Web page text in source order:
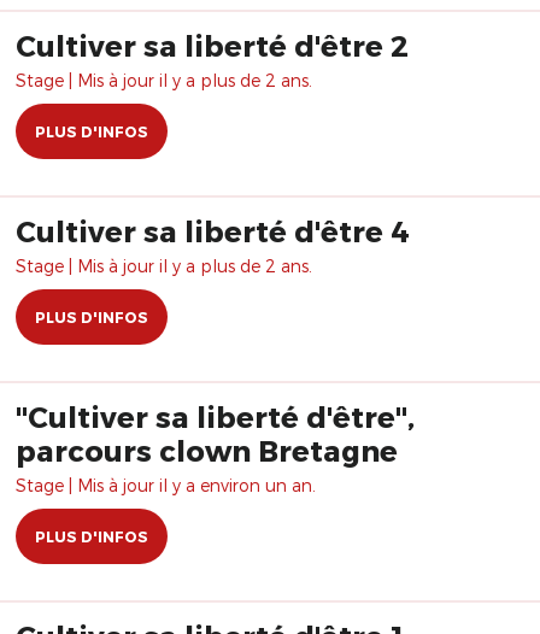
Cultiver sa liberté d'être 2
Stage | Mis à jour il y a plus de 2 ans.
PLUS D'INFOS
Cultiver sa liberté d'être 4
Stage | Mis à jour il y a plus de 2 ans.
PLUS D'INFOS
"Cultiver sa liberté d'être",
parcours clown Bretagne
Stage | Mis à jour il y a environ un an.
PLUS D'INFOS